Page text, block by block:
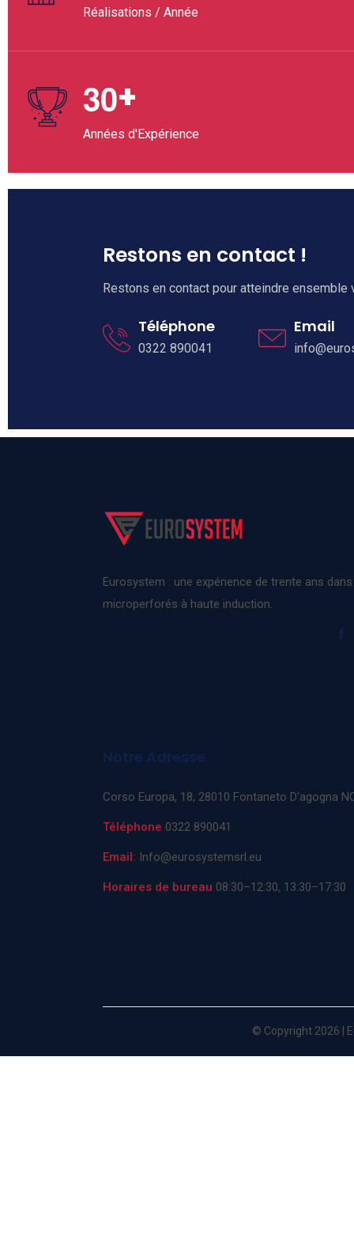
Réalisations / Année
30+
Années d'Expérience
Restons en contact !
Restons en contact pour atteindre ensemble
Téléphone
0322 890041
Email
Eurosystem : une expérience de trente ans
microperforés à haute induction.
Notre Adresse
Corso Europa, 18, 28010 Fontaneto D'agogna
Téléphone 0322 890041
Email: Info@eurosystemsrl.eu
Horaires de bureau 08:30–12:30, 13:30–17:30
© Copyright 2026 |